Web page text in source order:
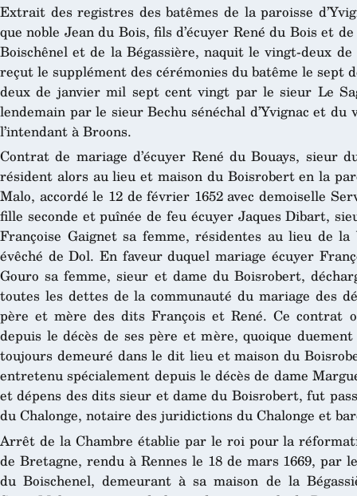
Extrait des registres des batêmes de la paroisse
que noble Jean du Bois, fils d’écuyer René du Bois et
Boischênel et de la Bégassière, naquit le vingt-deux
reçut le supplément des cérémonies du batême le
deux de janvier mil sept cent vingt par le sieur Le
lendemain par le sieur Bechu sénéchal d’Yvignac et du
l’intendant à Broons.
Contrat de mariage d’écuyer René du Bouays, sieur
résident alors au lieu et maison du Boisrobert en la
Malo, accordé le 12 de février 1652 avec demoiselle
fille seconde et puînée de feu écuyer Jaques Dibart,
Françoise Gaignet sa femme, résidentes au lieu de
évêché de Dol. En faveur duquel mariage écuyer
Gouro sa femme, sieur et dame du Boisrobert,
toutes les dettes de la communauté du mariage des
père et mère des dits François et René. Ce
depuis le décès de ses père et mère, quoique
toujours demeuré dans le dit lieu et maison du
entretenu spécialement depuis le décès de dame
et dépens des dits sieur et dame du Boisrobert, fut
du Chalonge, notaire des juridictions du Chalonge et
Arrêt de la Chambre établie par le roi pour la
de Bretagne, rendu à Rennes le 18 de mars 1669, par
du Boischenel, demeurant à sa maison de la